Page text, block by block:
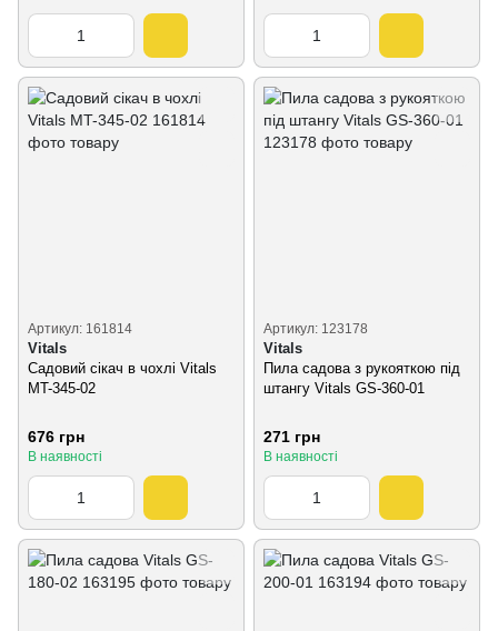
Артикул: 161814
Vitals
Садовий сікач в чохлі Vitals
MT-345-02
676 грн
В наявності
Артикул: 123178
Vitals
Пила садова з рукояткою під
штангу Vitals GS-360-01
271 грн
В наявності